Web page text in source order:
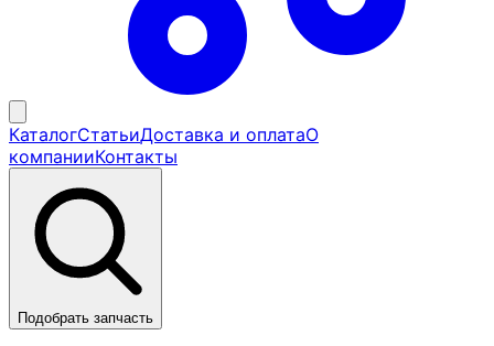
КаталогСтатьиДоставка и оплатаО
компанииКонтакты
Подобрать запчасть